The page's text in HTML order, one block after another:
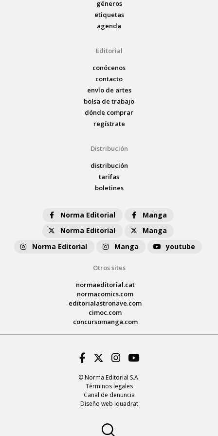
géneros
etiquetas
agenda
Editorial
conócenos
contacto
envío de artes
bolsa de trabajo
dónde comprar
regístrate
Distribución
distribución
tarifas
boletines
Norma Editorial
Manga
Norma Editorial
Manga
Norma Editorial
Manga youtube
Otros sites
normaeditorial.cat
normacomics.com
editorialastronave.com
cimoc.com
concursomanga.com
© Norma Editorial S.A.
Términos legales
Canal de denuncia
Diseño web iquadrat
Facebook
Twitter
Instagram
Youtube